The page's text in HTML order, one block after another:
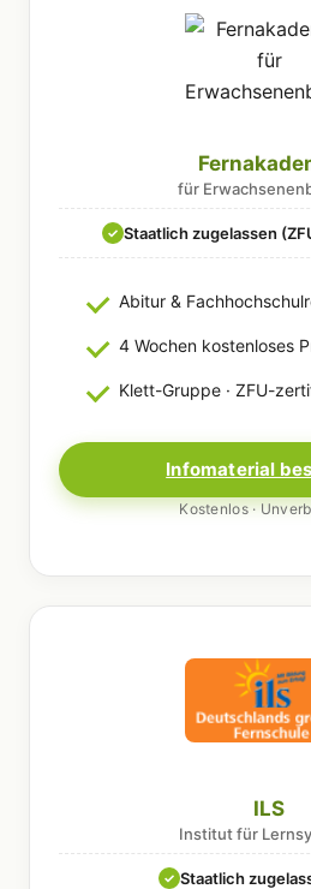
für
✓ Staatlich zugelassen
Abitur &
4 Wochen kostenloses
Klett-Gruppe · ZFU-
Infomaterial
Kostenlos ·
ILS
Institut für
✓ Staatlich